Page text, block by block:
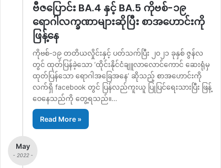
ဗီဇပြောင်း BA.4 နှင့် BA.5 ကိုဗစ်-၁၉
ရောဂါလက္ခဏာများဆိုပြီး စာအဟောင်းကို
ဖြန့်နေ
ကိုဗစ်-၁၉ တတိယလှိုင်းနှင့် ပတ်သက်ပြီး ၂၀၂၁ ခုနှစ် ဇွန်လ
တွင် ထုတ်ပြန်ခဲ့သော ‘ထိုင်းနိုင်ငံချူလာလောင်ကောင် ဆေးရုံမှ
ထုတ်ပြန်သော ရောဂါအခြေအနေ’ ဆိုသည့် စာအဟောင်းကို
လက်ရှိ facebook တွင် ပြန်လည်ကူးယူ ပြုပြင်ရေးသားပြီး ဖြန့်
ဝေနေသည်ကို တွေ့ရသည်။…
Read More »
May
- 2022 -